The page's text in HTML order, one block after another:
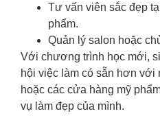
Tư vấn viên sắc đẹp
phẩm.
Quản lý salon hoặc
Với chương trình học mới,
hội việc làm có sẵn hơn với
hoặc các cửa hàng mỹ
vụ làm đẹp của mình.